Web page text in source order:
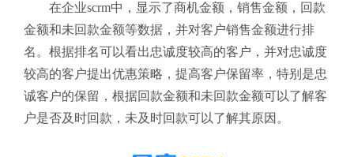
在企业scrm中，显示了商机金额，销售金额，回款
金额和未回款金额等数据，并对客户销售金额进行排
名。根据排名可以看出忠诚度较高的客户，并对忠诚度
较高的客户提出优惠策略，提高客户保留率，特别是忠
诚客户的保留，根据回款金额和未回款金额可以了解客
户是否及时回款，未及时回款可以了解其原因。